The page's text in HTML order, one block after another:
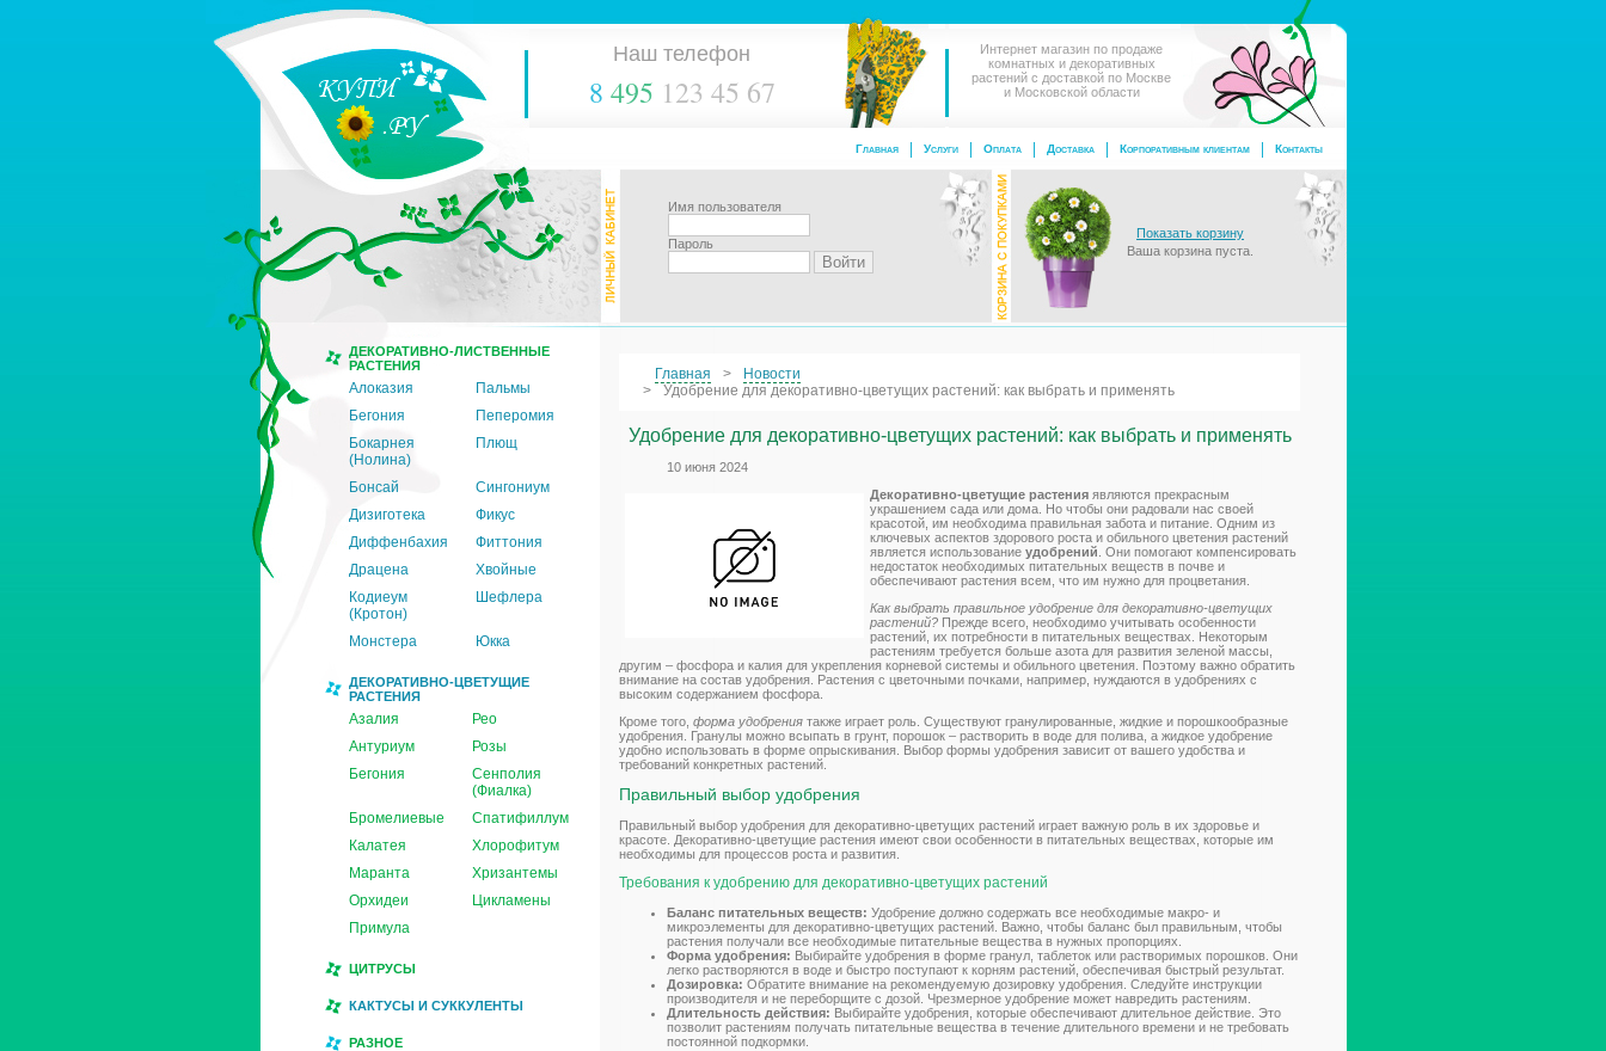
Наш телефон
8 495 123 45 67
Интернет магазин по продаже
комнатных и декоративных
растений с доставкой по Москве
и Московской области
Контакты
Корпоративным клиентам
Доставка
Оплата
Услуги
Главная
Имя пользователя
Пароль
Показать корзину
Ваша корзина пуста.
ДЕКОРАТИВНО-ЛИСТВЕННЫЕ
РАСТЕНИЯ
Алоказия
Пальмы
Бегония
Пеперомия
Бокарнея
(Нолина)
Плющ
Бонсай
Сингониум
Дизиготека
Фикус
Диффенбахия
Фиттония
Драцена
Хвойные
Кодиеум
(Кротон)
Шефлера
Монстера Юкка
ДЕКОРАТИВНО-ЦВЕТУЩИЕ
РАСТЕНИЯ
Азалия
Рео
Антуриум
Розы
Бегония
Сенполия
(Фиалка)
Бромелиевые
Спатифиллум
Калатея
Хлорофитум
Маранта
Хризантемы
Орхидеи
Цикламены
Примула
ЦИТРУСЫ
КАКТУСЫ И СУККУЛЕНТЫ
РАЗНОЕ
Главная
Новости
Удобрение для декоративно-цветущих растений: как выбрать и применять
Удобрение для декоративно-цветущих растений: как выбрать и применять
10 июня 2024
Декоративно-цветущие растения являются прекрасным
украшением сада или дома. Но чтобы они радовали нас своей
красотой, им необходима правильная забота и питание. Одним из
ключевых аспектов здорового роста и обильного цветения растений
является использование удобрений . Они помогают компенсировать
недостаток необходимых питательных веществ в почве и
обеспечивают растения всем, что им нужно для процветания.
Как выбрать правильное удобрение для декоративно-цветущих
растений? Прежде всего, необходимо учитывать особенности
растений, их потребности в питательных веществах. Некоторым
растениям требуется больше азота для развития зеленой массы,
другим – фосфора и калия для укрепления корневой системы и обильного цветения. Поэтому важно обратить
внимание на состав удобрения. Растения с цветочными почками, например, нуждаются в удобрениях с
высоким содержанием фосфора.
Кроме того, форма удобрения также играет роль. Существуют гранулированные, жидкие и порошкообразные
удобрения. Гранулы можно всыпать в грунт, порошок – растворить в воде для полива, а жидкое удобрение
удобно использовать в форме опрыскивания. Выбор формы удобрения зависит от вашего удобства и
требований конкретных растений.
Правильный выбор удобрения
Правильный выбор удобрения для декоративно-цветущих растений играет важную роль в их здоровье и
красоте. Декоративно-цветущие растения имеют свои особенности в питательных веществах, которые им
необходимы для процессов роста и развития.
Требования к удобрению для декоративно-цветущих растений
Баланс питательных веществ: Удобрение должно содержать все необходимые макро- и
микроэлементы для декоративно-цветущих растений. Важно, чтобы баланс был правильным, чтобы
растения получали все необходимые питательные вещества в нужных пропорциях.
Форма удобрения: Выбирайте удобрения в форме гранул, таблеток или растворимых порошков. Они
легко растворяются в воде и быстро поступают к корням растений, обеспечивая быстрый результат.
Дозировка: Обратите внимание на рекомендуемую дозировку удобрения. Следуйте инструкции
производителя и не переборщите с дозой. Чрезмерное удобрение может навредить растениям.
Длительность действия: Выбирайте удобрения, которые обеспечивают длительное действие. Это
позволит растениям получать питательные вещества в течение длительного времени и не требовать
постоянной подкормки.